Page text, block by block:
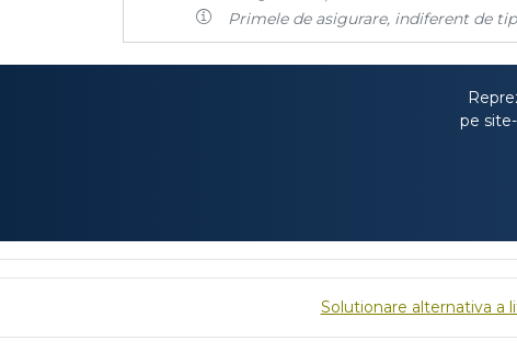
Primele de asigurare, indiferent de
pe
Solutionare alternativa a